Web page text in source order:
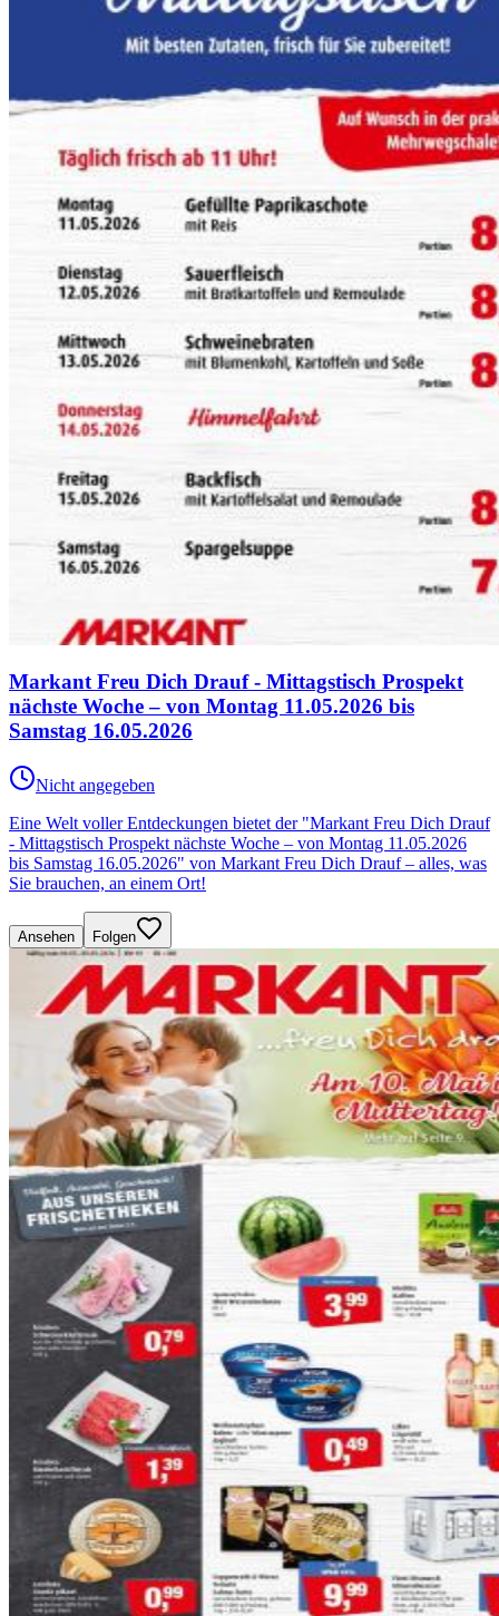
Markant Freu Dich Drauf - Mittagstisch Prospekt
nächste Woche – von Montag 11.05.2026 bis
Samstag 16.05.2026
Nicht angegeben
Eine Welt voller Entdeckungen bietet der "Markant Freu Dich Drauf
- Mittagstisch Prospekt nächste Woche – von Montag 11.05.2026
bis Samstag 16.05.2026" von Markant Freu Dich Drauf – alles, was
Sie brauchen, an einem Ort!
Ansehen Folgen